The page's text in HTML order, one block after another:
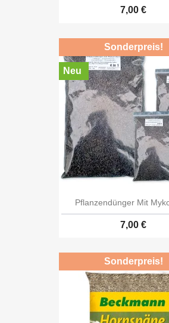
7,00 €
Pflanzendünger Mit
7,00 €
Sonderpreis!
Neu
Sonderpreis!